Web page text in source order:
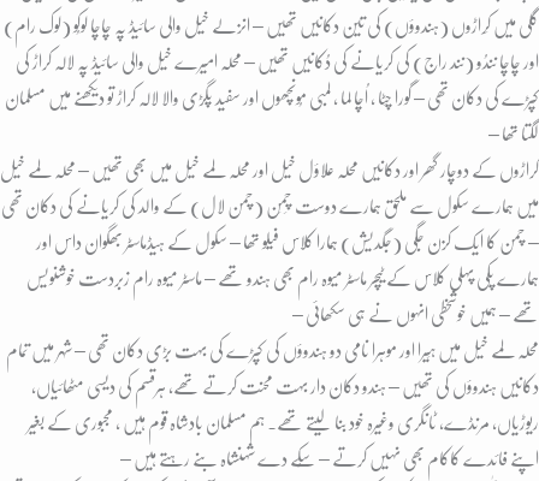
گلی میں کِراڑوں (ہندوؤں) کی تین دکانیں تھیں – انزلے خیل والی سائیڈ پہ چاچا لوکُو (لوک رام)
اور چاچا نندُو (نند راج) کی کریانے کی دُکانیں تھیں – محلہ امیرے خیل والی سائیڈ پہ لالہ کراڑ کی
کپڑے کی دکان تھی – گورا چِٹا ، اُچا لما , لمبی مُونچھوں اور سفید پگڑی والا لالہ کراڑ تو دیکھنے میں مسلمان
لگتا تھا –
کراڑوں کے دوچار گھر اور دکانیں محلہ علاؤل خیل اور محلہ لمے خیل میں بھی تھیں – محلہ لمے خیل
میں ہمارے سکول سے ملحق ہمارے دوست چِمَن (چمن لال) کے والد کی کریانے کی دکان تھی
– چمن کا ایک کزن جگی (جگدیش) ہمارا کلاس فیلو تھا – سکول کے ہیڈماسٹر بھگوان داس اور
ہمارے پکی پہلی کلاس کے ٹیچر ماسٹر میوہ رام بھی ہندو تھے – ماسٹر میوہ رام زبردست خوشنویس
تھے – ہمیں خوشخطی انہوں نے ہی سکھائی –
محلہ لمے خیل میں ہِیرا اور موہرا نامی دو ہندوؤں کی کپڑے کی بہت بڑی دکان تھی – شہر میں تمام
دکانیں ہندوؤں کی تھیں – ہندو دکان دار بہت محنت کرتے تھے، ہرقسم کی دیسی مٹھائیاں،
ریوڑیاں، مرنڈے، ٹانگری وغیرہ خود بنا لیتے تھے۔ ہم مسلمان بادشاہ قوم ہیں ، مجبوری کے بغیر
اپنے فائدے کاکام بھی نہیں کرتے – سُکے دے شہنشاہ بنے رہتے ہیں –